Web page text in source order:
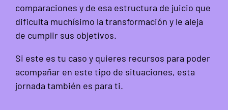
comparaciones y de esa estructura de juicio que
dificulta muchísimo la transformación y le aleja
de cumplir sus objetivos.
Si este es tu caso y quieres recursos para poder
acompañar en este tipo de situaciones, esta
jornada también es para ti.